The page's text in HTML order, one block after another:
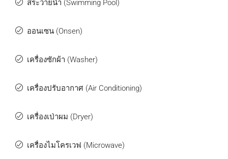
สระว่ายน้ำ (Swimming Pool)
ออนเซน (Onsen)
เครื่องซักผ้า (Washer)
เครื่องปรับอากาศ (Air Conditioning)
เครื่องเป่าผม (Dryer)
เครื่องไมโครเวฟ (Microwave)